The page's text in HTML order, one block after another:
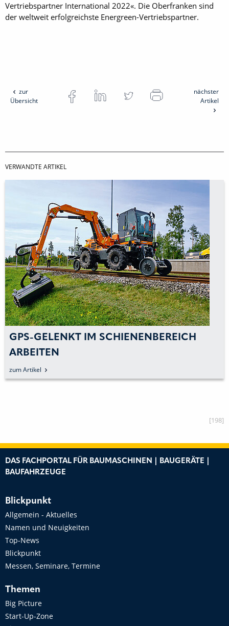
Vertriebspartner International 2022«. Die Oberfranken sind
der weltweit erfolgreichste Energreen-Vertriebspartner.
zur
Übersicht
nächster
Artikel
VERWANDTE ARTIKEL
ENERGREEN
[198]
DAS FACHPORTAL FÜR BAUMASCHINEN | BAUGERÄTE |
BAUFAHRZEUGE
Blickpunkt
Allgemein - Aktuelles
Namen und Neuigkeiten
Top-News
Blickpunkt
Messen, Seminare, Termine
Themen
Big Picture
Start-Up-Zone